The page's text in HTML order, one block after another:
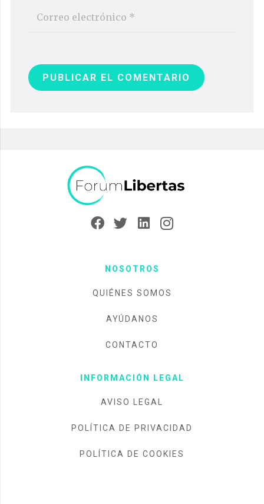
PUBLICAR EL COMENTARIO
NOSOTROS
QUIÉNES SOMOS
AYÚDANOS
CONTACTO
INFORMACIÓN LEGAL
AVISO LEGAL
POLÍTICA DE PRIVACIDAD
POLÍTICA DE COOKIES